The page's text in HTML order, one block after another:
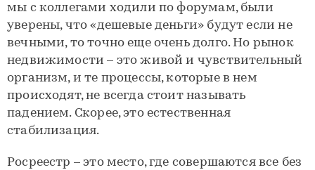
мы с коллегами ходили по форумам, были
уверены, что «дешевые деньги» будут если не
вечными, то точно еще очень долго. Но рынок
недвижимости – это живой и чувствительный
организм, и те процессы, которые в нем
происходят, не всегда стоит называть
падением. Скорее, это естественная
стабилизация.
Росреестр – это место, где совершаются все без